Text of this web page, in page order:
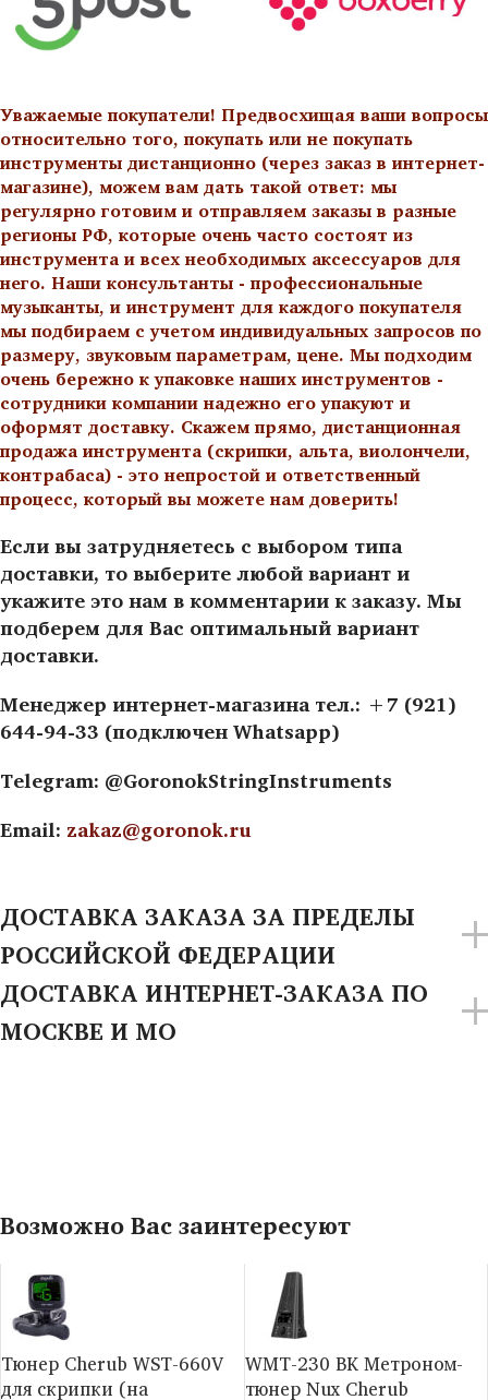
Уважаемые покупатели! Предвосхищая ваши вопросы
относительно того, покупать или не покупать
инструменты дистанционно (через заказ в интернет-
магазине), можем вам дать такой ответ: мы
регулярно готовим и отправляем заказы в разные
регионы РФ, которые очень часто состоят из
инструмента и всех необходимых аксессуаров для
него. Наши консультанты - профессиональные
музыканты, и инструмент для каждого покупателя
мы подбираем с учетом индивидуальных запросов по
размеру, звуковым параметрам, цене. Мы подходим
очень бережно к упаковке наших инструментов -
сотрудники компании надежно его упакуют и
оформят доставку. Скажем прямо, дистанционная
продажа инструмента (скрипки, альта, виолончели,
контрабаса) - это непростой и ответственный
процесс, который вы можете нам доверить!
Если вы затрудняетесь с выбором типа
доставки, то выберите любой вариант и
укажите это нам в комментарии к заказу. Мы
подберем для Вас оптимальный вариант
доставки.
Менеджер интернет-магазина тел.: +7 (921)
644-94-33 (подключен Whatsapp)
Telegram: @GoronokStringInstruments
Email: zakaz@goronok.ru
ДОСТАВКА ЗАКАЗА ЗА ПРЕДЕЛЫ
РОССИЙСКОЙ ФЕДЕРАЦИИ
ДОСТАВКА ИНТЕРНЕТ-ЗАКАЗА ПО
МОСКВЕ И МО
Возможно Вас заинтересуют
Тюнер Cherub WST-660V
для скрипки (на
WMT-230 BK Метроном-
тюнер Nux Cherub